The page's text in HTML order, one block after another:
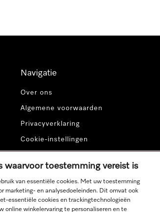
Navigatie
Over ons
Algemene voorwaarden
Privacyverklaring
Cookie-instellingen
waarvoor toestemming vereist is
van essentiële cookies. Met uw toestemming
marketing- en analysedoeleinden. Dit omvat ook
essentiële cookies en trackingtechnologieën
online winkelervaring te personaliseren en te